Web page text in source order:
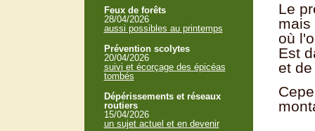
Le
mais
où
Est
et
Feux de forêts
28/04/2026
aussi possibles au printemps
Prévention scolytes
20/04/2026
suivi et écorçage des épicéas
tombés
Dépérissements et réseaux
routiers
15/04/2026
un sujet actuel et en devenir